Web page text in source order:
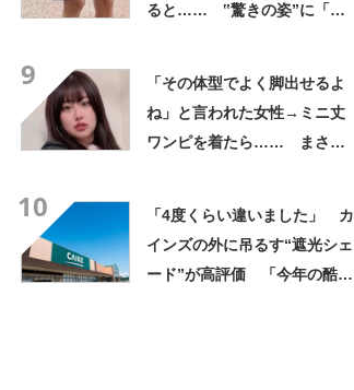
ると…… ‟驚きの姿”に「最
9
「その体型でよく脚出せるよ
ね」と言われた女性→ミニ丈
ワンピを着たら…… まさか
10
「4度くらい違いました」 カ
インズの外に吊るす“遮光シェ
ード”が高評価 「今年の酷暑